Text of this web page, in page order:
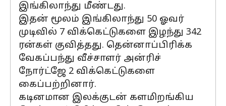
இங்கிலாந்து மீண்டது.
இதன் மூலம் இங்கிலாந்து 50 ஓவர்
முடிவில் 7 விக்கெட்டுகளை இழந்து 342
ரன்கள் குவித்தது. தென்னாப்பிரிக்க
வேகப்பந்து வீச்சாளர் அன்ரிச்
நோர்ட்ஜே 2 விக்கெட்டுகளை
கைப்பற்றினார்.
கடினமான இலக்குடன் களமிறங்கிய